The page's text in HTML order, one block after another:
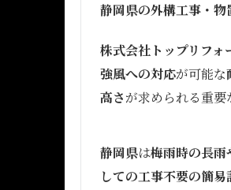
静岡県の外構工事・物
株式会社トップリフォ
強風への対応が可能な
高さが求められる重要
静岡県は梅雨時の長雨
しての工事不要の簡